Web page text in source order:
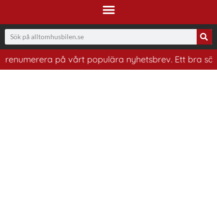
på vårt populära nyhetsbrev. Ett bra sätt